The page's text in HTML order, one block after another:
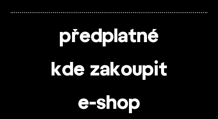
předplatné
kde zakoupit
e-shop